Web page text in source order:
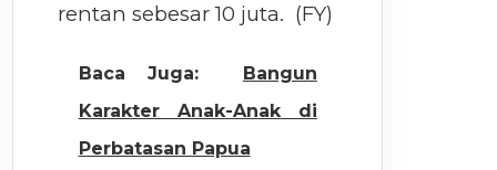
rentan sebesar 10 juta. (FY)
Baca Juga:
Bangun
Karakter Anak-Anak di
Perbatasan Papua